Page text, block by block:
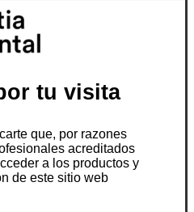
tu visita
que, por razones
acreditados
a los productos y
de este sitio web